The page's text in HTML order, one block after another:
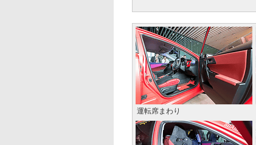
運転席まわり